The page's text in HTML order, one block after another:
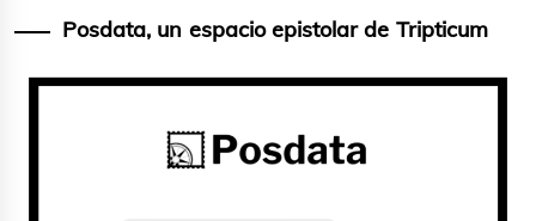
Posdata, un espacio epistolar de Tripticum